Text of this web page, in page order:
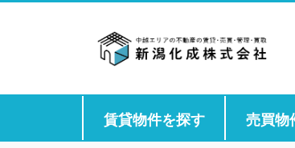
賃貸物件を探す 売買物